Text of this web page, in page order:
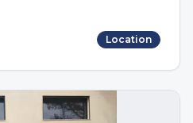
Location